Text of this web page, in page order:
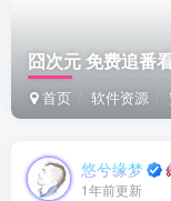
囧次元 免费追番
首页 软件资源
悠兮缘梦
1年前更新